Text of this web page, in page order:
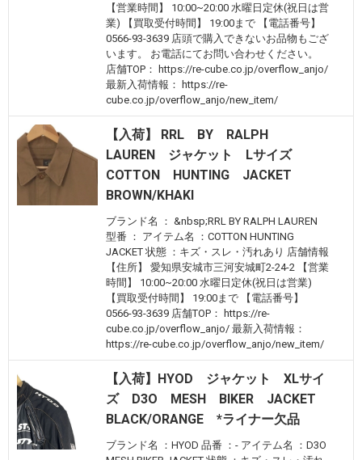
【営業時間】 10:00~20:00 水曜日定休(祝日は営
業) 【買取受付時間】 19:00まで 【電話番号】
0566-93-3639 店頭で購入できないお品物もござ
います。 お電話にてお問い合わせください。
店舗TOP： https://re-cube.co.jp/overflow_anjo/
最新入荷情報： https://re-
cube.co.jp/overflow_anjo/new_item/
【入荷】 RRL BY RALPH
LAUREN ジャケット Lサイズ
COTTON HUNTING JACKET
BROWN/KHAKI
ブランド名 ： &nbsp;RRL BY RALPH LAUREN
型番 ： アイテム名 ：COTTON HUNTING
JACKET 状態 ：キズ・スレ・汚れあり 店舗情報
【住所】 愛知県安城市三河安城町2-24-2 【営業
時間】 10:00~20:00 水曜日定休(祝日は営業)
【買取受付時間】 19:00まで 【電話番号】
0566-93-3639 店舗TOP： https://re-
cube.co.jp/overflow_anjo/ 最新入荷情報：
https://re-cube.co.jp/overflow_anjo/new_item/
【入荷】HYOD ジャケット XLサイ
ズ D3O MESH BIKER JACKET
BLACK/ORANGE *ライナー欠品
ブランド名 ：HYOD 品番 ：- アイテム名 ：D3O